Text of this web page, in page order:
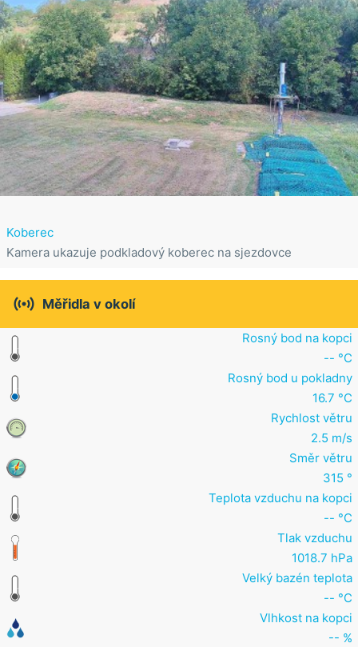
Koberec
Kamera ukazuje podkladový koberec na sjezdovce
 Měřidla v okolí
Rosný bod na kopci
-- °C
Rosný bod u pokladny
16.7 °C
Rychlost větru
2.5 m/s
Směr větru
315 °
Teplota vzduchu na kopci
-- °C
Tlak vzduchu
1018.7 hPa
Velký bazén teplota
-- °C
Vlhkost na kopci
-- %